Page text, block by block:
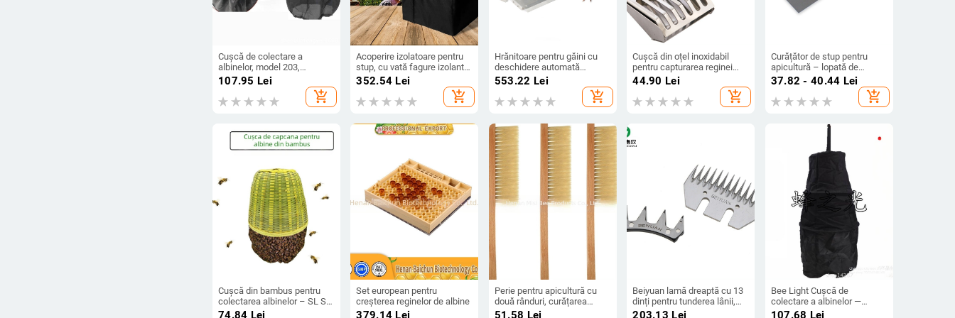
Cușcă de colectare a
albinelor, model 203,
Shenglin bee industry,
capcană pentru albini,
funcționează la temperatura
107.95 Lei
add_shopping_cart
Acoperire izolatoare pentru
stup, cu vată fagure izolantă,
impermeabilă și rezistentă la
352.54 Lei
add_shopping_cart
Hrănitoare pentru găini cu
deschidere automată
acționată de pedala;
capacitate 5 kg (8.2 L);
material: placă galvanizată
553.22 Lei
add_shopping_cart
Cușcă din oțel inoxidabil
pentru capturarea reginei
albinelor
44.90 Lei
add_shopping_cart
Curățător de stup pentru
apicultură – lopată de
curățare și accesorii pentru
37.82 - 40.44 Lei
add_shopping_cart
Cușcă din bambus pentru
colectarea albinelor – SL SF-
02, unelte de apicultură
74.84 Lei
Set european pentru
creșterea reginelor de albine
379.14 Lei
Perie pentru apicultură cu
două rânduri, curățarea
stupilor
51.58 Lei
Beiyuan lamă dreaptă cu 13
dinți pentru tunderea lânii,
set cu lamă fixă și lamă
203.13 Lei
Bee Light Cușcă de
colectare a albinelor —
Model: Cușcă de colectare,
107.68 Lei